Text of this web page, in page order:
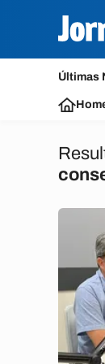
Últimas